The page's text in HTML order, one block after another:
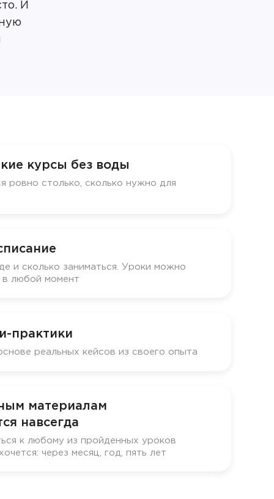
И
курсы без воды
ровно столько, сколько нужно для
и сколько заниматься. Уроки можно
в любой момент
практики
реальных кейсов из своего опыта
материалам
навсегда
к любому из пройденных уроков
через месяц, год, пять лет